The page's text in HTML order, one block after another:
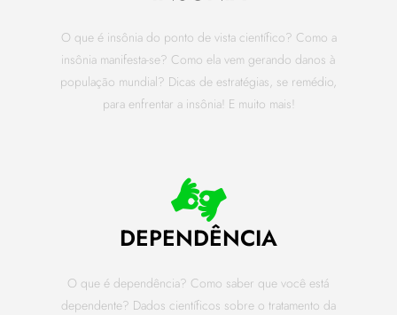
O que é insônia do ponto de vista científico? Como a
insônia manifesta-se? Como ela vem gerando danos à
população mundial? Dicas de estratégias, se remédio,
para enfrentar a insônia! E muito mais!
DEPENDÊNCIA
O que é dependência? Como saber que você está
dependente? Dados científicos sobre o tratamento da